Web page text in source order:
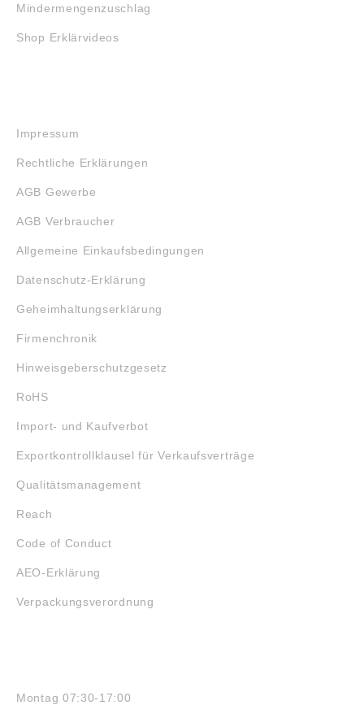
Mindermengenzuschlag
Shop Erklärvideos
Impressum
Rechtliche Erklärungen
AGB Gewerbe
AGB Verbraucher
Allgemeine Einkaufsbedingungen
Datenschutz-Erklärung
Geheimhaltungserklärung
Firmenchronik
Hinweisgeberschutzgesetz
RoHS
Import- und Kaufverbot
Exportkontrollklausel für Verkaufsverträge
Qualitätsmanagement
Reach
Code of Conduct
AEO-Erklärung
Verpackungsverordnung
Montag 07:30-17:00